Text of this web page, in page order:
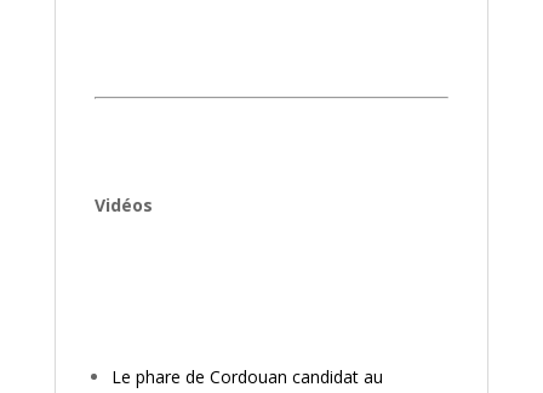
Vidéos
Le phare de Cordouan candidat au